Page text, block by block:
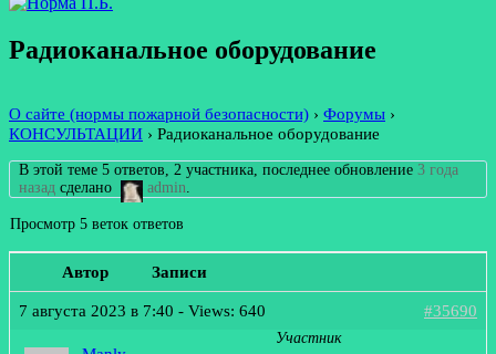
Радиоканальное оборудование
О сайте (нормы пожарной безопасности) › Форумы ›
КОНСУЛЬТАЦИИ › Радиоканальное оборудование
В этой теме 5 ответов, 2 участника, последнее обновление3 года
назад сделано admin
Просмотр 5 веток ответов
Автор Записи
7 августа 2023 в 7:40 - Views: 640 #35690
Участник